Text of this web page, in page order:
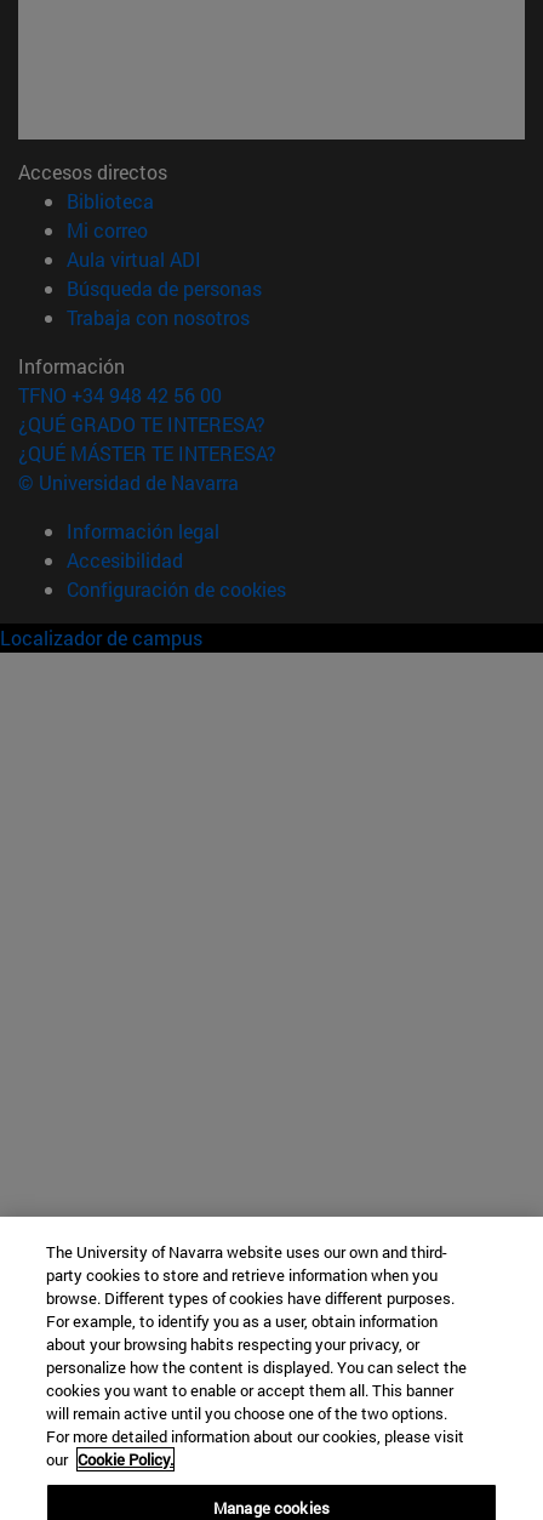
Accesos directos
Biblioteca
Mi correo(abre en nueva ventana)
Aula virtual ADI
Búsqueda de personas(abre en nueva ventana)
Trabaja con nosotros(abre en nueva ventana)
Información
TFNO +34 948 42 56 00
¿QUÉ GRADO TE INTERESA?
¿QUÉ MÁSTER TE INTERESA?
© Universidad de Navarra
Información legal
Accesibilidad
Configuración de cookies
Localizador de campus
The University of Navarra website uses our own and third-
party cookies to store and retrieve information when you
browse. Different types of cookies have different purposes.
For example, to identify you as a user, obtain information
about your browsing habits respecting your privacy, or
personalize how the content is displayed. You can select the
cookies you want to enable or accept them all. This banner
will remain active until you choose one of the two options.
For more detailed information about our cookies, please visit
our Cookie Policy.
Manage cookies